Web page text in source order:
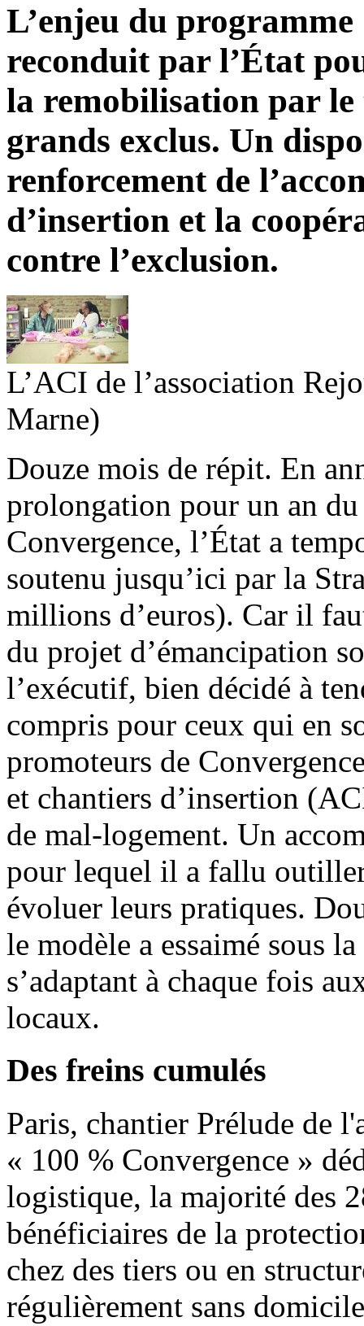
L’enjeu du
reconduit par l’État
la remobilisation par le
grands exclus. Un
renforcement de
d’insertion et la
contre l’exclusion.
L’ACI de l’association
Marne)
Douze mois de répit. En
prolongation pour un an
Convergence, l’État a
soutenu jusqu’ici par la
millions d’euros). Car il
du projet d’émancipation
l’exécutif, bien décidé à
compris pour ceux qui en
promoteurs de
et chantiers d’insertion
de mal-logement. Un
pour lequel il a fallu outiller
évoluer leurs pratiques.
le modèle a essaimé sous
s’adaptant à chaque fois
locaux.
Des freins cumulés
Paris, chantier Prélude de
« 100 % Convergence »
logistique, la majorité des
bénéficiaires de la
chez des tiers ou en
régulièrement sans